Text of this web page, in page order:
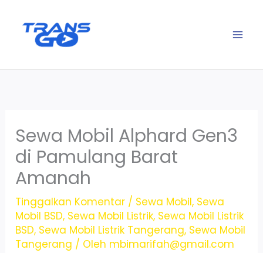
Sewa Mobil Alphard Gen3
di Pamulang Barat
Amanah
Tinggalkan Komentar / Sewa Mobil, Sewa
Mobil BSD, Sewa Mobil Listrik, Sewa Mobil Listrik
BSD, Sewa Mobil Listrik Tangerang, Sewa Mobil
Tangerang / Oleh mbimarifah@gmail.com